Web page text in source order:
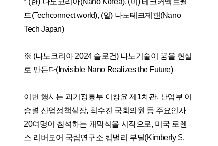
드(Techconnect world), (일) 나노테크제팬(Nano
Tech Japan)
※ (나노코리아 2024 슬로건) 나노기술이 꿈을 현실
로 만든다(Invisible Nano Realizes the Future)
이번 행사는 과기정통부 이창윤 제1차관, 산업부 이
승렬 산업정책실장, 최수진 국회의원 등 주요인사
20여명이 참석하는 개막식을 시작으로, 미국 로렌
스 리버모어 국립연구소 킴벌리 부딜(Kimberly S.